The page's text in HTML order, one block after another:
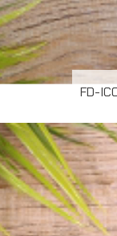
FD-
ผลงาน
จำกัดสี